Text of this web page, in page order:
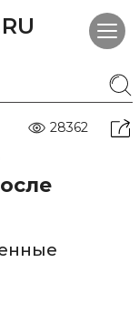
28362